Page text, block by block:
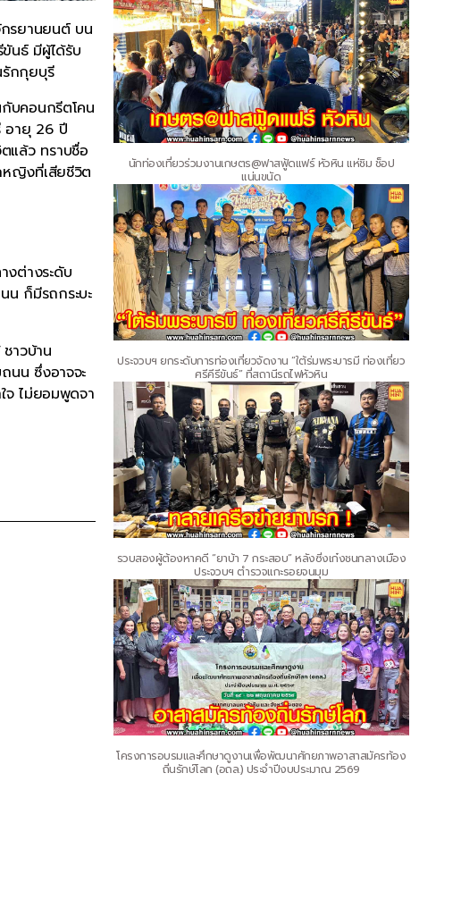
รยานยนต์ บน
นธ์ มีผู้ได้รับ
กกุยบุรี
บคอนกรีตโคน
อายุ 26 ปี
แล้ว ทราบชื่อ
หญิงที่เสียชีวิต
งต่างระดับ
น ก็มีรถกระบะ
าวบ้าน
นน ซึ่งอาจจะ
จ ไม่ยอมพูดจา
นักท่องเที่ยวร่วมงานเกษตร@ฟาสฟู้ดแฟร์ หัวหิน แห่ชิม ช็อป
แน่นขนัด
ประจวบฯ ยกระดับการท่องเที่ยวจัดงาน “ใต้ร่มพระบารมี ท่องเที่ยว
ศรีคีรีขันธ์” ที่สถานีรถไฟหัวหิน
รวบสองผู้ต้องหาคดี “ยาบ้า 7 กระสอบ” หลังซิ่งเก๋งชนกลางเมือง
ประจวบฯ ตำรวจแกะรอยจนมุม
โครงการอบรมและศึกษาดูงานเพื่อพัฒนาศักยภาพอาสาสมัครท้อง
ถิ่นรักษ์โลก (อถล.) ประจำปีงบประมาณ 2569